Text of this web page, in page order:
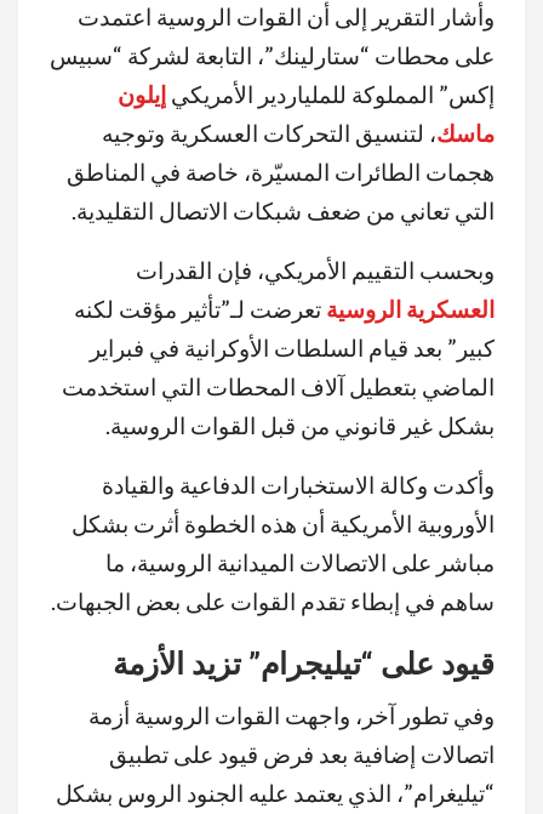
وأشار التقرير إلى أن القوات الروسية اعتمدت
على محطات “ستارلينك”، التابعة لشركة “سبيس
إكس” المملوكة للملياردير الأمريكي إيلون
ماسك، لتنسيق التحركات العسكرية وتوجيه
هجمات الطائرات المسيّرة، خاصة في المناطق
التي تعاني من ضعف شبكات الاتصال التقليدية.
وبحسب التقييم الأمريكي، فإن القدرات
العسكرية الروسية تعرضت لـ”تأثير مؤقت لكنه
كبير” بعد قيام السلطات الأوكرانية في فبراير
الماضي بتعطيل آلاف المحطات التي استخدمت
بشكل غير قانوني من قبل القوات الروسية.
وأكدت وكالة الاستخبارات الدفاعية والقيادة
الأوروبية الأمريكية أن هذه الخطوة أثرت بشكل
مباشر على الاتصالات الميدانية الروسية، ما
ساهم في إبطاء تقدم القوات على بعض الجبهات.
قيود على “تيليجرام” تزيد الأزمة
وفي تطور آخر، واجهت القوات الروسية أزمة
اتصالات إضافية بعد فرض قيود على تطبيق
“تيليغرام”، الذي يعتمد عليه الجنود الروس بشكل